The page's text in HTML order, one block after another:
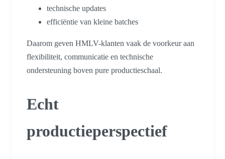
technische updates
efficiëntie van kleine batches
Daarom geven HMLV-klanten vaak de voorkeur aan
flexibiliteit, communicatie en technische
ondersteuning boven pure productieschaal.
Echt
productieperspectief